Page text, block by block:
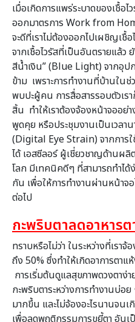
เมื่อเกิดการแพร่ระบาดของเชื้อ
ออกมาตรการ Work from
จะดีที่เราไม่ต้องออกไปเผชิญเชื้
จากเชื้อไวรัสที่เป็นอันตรายแล้ว
สีน้ำเงิน” (Blue Light) จากอุ
ข้าม เพราะการทำงานที่บ้านใน
พบปะผู้คน การสื่อสารรอบตัวเ
สิ้น ทำให้เราต้องจ้องหน้าจออย่
พูดคุย หรือประชุมงานเป็นเวลาน
(Digital Eye Strain) จากการใ
ได้ เอสซีลอร์ ผู้เชี่ยวชาญด้านผ
โลก มีเทคนิคดีๆ ที่สามารถทำไ
กัน เพื่อให้การทำงานผ่านหน้าจ
ต่อไป
กะพริบตาลดอาหาร
ทราบหรือไม่ว่า ในระหว่างที่เรา
ถึง 50% ซึ่งทำให้เกิดอาการตา
การเริ่มต้นดูแลสุขภาพดวงตาง่
กะพริบตาระหว่างการทำงานบ่อ
มากขึ้น และไม่จ้องอะไรนานจน
เพื่อลดพฤติกรรมการขยี้ตา อันเ